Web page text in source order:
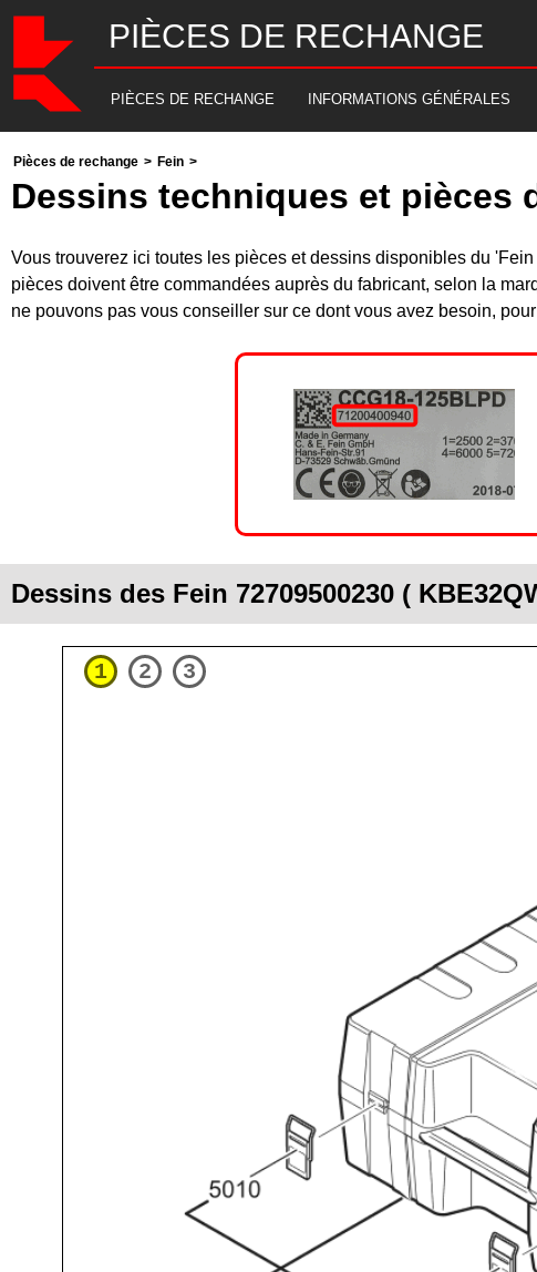
PIÈCES DE RECHANGE
PIÈCES DE RECHANGE INFORMATIONS GÉNÉRALES
Pièces de rechange > Fein >
Dessins techniques et pièces
Vous trouverez ici toutes les pièces et dessins disponibles du
pièces doivent être commandées auprès du fabricant, selon la
ne pouvons pas vous conseiller sur ce dont vous avez besoin,
Dessins des Fein 72709500230 (
1 2 3